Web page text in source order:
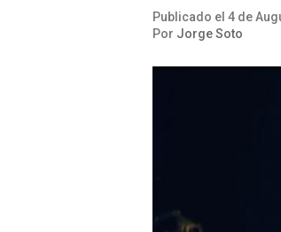
Publicado el 4 de
Por Jorge Soto